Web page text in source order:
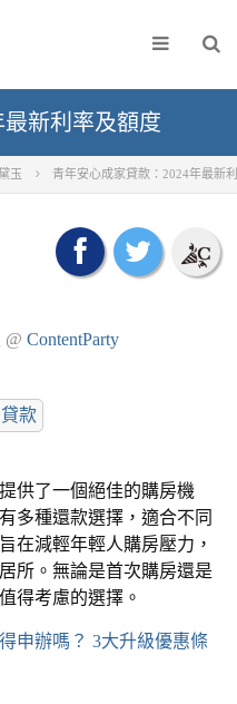
新利率及額度
玉 青年安心成家貸款：2024年最新
@ ContentParty
款
供了一個絕佳的購房機
多種還款選擇，適合不同
在減輕年輕人購房壓力，
所。無論是首次購房還是
得考慮的選擇。
申辦嗎？ 3大升級優惠條